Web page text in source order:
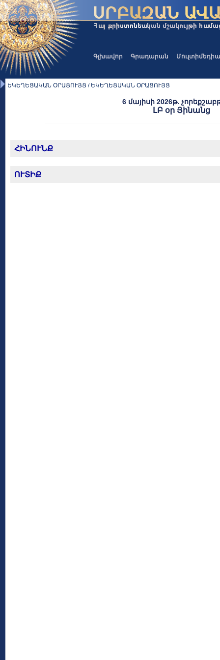
Գլխավոր Գրադարան Մուլտիմեդիա
ԵԿԵՂԵՑԱԿԱՆ ՕՐԱՑՈՒՅՑ / ԵԿԵՂԵՑԱԿԱՆ ՕՐԱՑՈՒՅՑ
6 մայիսի 2026թ.
ԼԲ օր Յինանց
ՀԻՆՈՒՆՔ
ՈՒՏԻՔ